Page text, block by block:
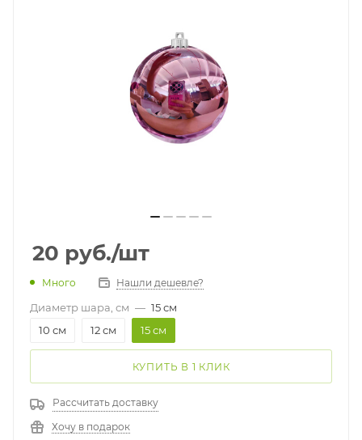
20 руб./шт
Много Нашли дешевле?
Диаметр шара, см — 15 см
10 см
12 см 15 см
КУПИТЬ В 1 КЛИК
Рассчитать доставку
Хочу в подарок